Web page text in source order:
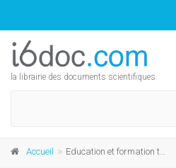
la librairie des documents scientifiques
Accueil Education et formation tout au long de la vie